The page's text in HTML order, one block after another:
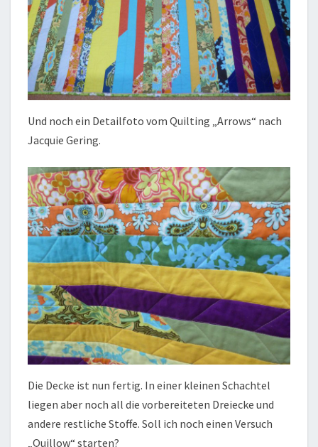
Und noch ein Detailfoto vom Quilting „Arrows“ nach
Jacquie Gering.
Die Decke ist nun fertig. In einer kleinen Schachtel
liegen aber noch all die vorbereiteten Dreiecke und
andere restliche Stoffe. Soll ich noch einen Versuch
„Quillow“ starten?